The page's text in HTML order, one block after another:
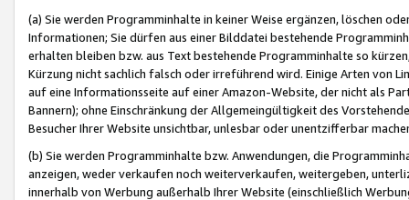
(a) Sie werden Programminhalte in keiner Weise ergänzen, löschen
Informationen; Sie dürfen aus einer Bilddatei bestehende
erhalten bleiben bzw. aus Text bestehende Programminhalte so
Kürzung nicht sachlich falsch oder irreführend wird. Einige Arten von
auf eine Informationsseite auf einer Amazon-Website, der nicht als
Bannern); ohne Einschränkung der Allgemeingültigkeit des
Besucher Ihrer Website unsichtbar, unlesbar oder unentzifferbar
(b) Sie werden Programminhalte bzw. Anwendungen, die
anzeigen, weder verkaufen noch weiterverkaufen, weitergeben,
innerhalb von Werbung außerhalb Ihrer Website (einschließlich